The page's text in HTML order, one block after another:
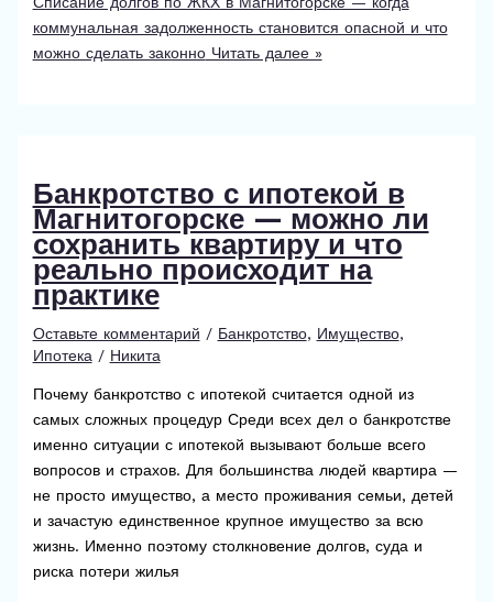
коммунальная задолженность становится опасной и что
можно сделать законноЧитать далее »
Банкротство с ипотекой в
Магнитогорске — можно ли
сохранить квартиру и что
реально происходит на
практике
Оставьте комментарий / Банкротство, Имущество,
Ипотека/ Никита
Почему банкротство с ипотекой считается одной из
самых сложных процедур Среди всех дел о банкротстве
именно ситуации с ипотекой вызывают больше всего
вопросов и страхов. Для большинства людей квартира —
не просто имущество, а место проживания семьи, детей
и зачастую единственное крупное имущество за всю
жизнь. Именно поэтому столкновение долгов, суда и
риска потери жилья